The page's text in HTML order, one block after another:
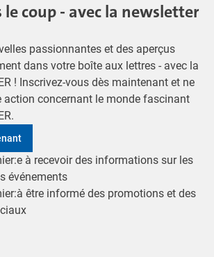
le coup - avec la newsletter
passionnantes et des aperçus
dans votre boîte aux lettres - avec la
! Inscrivez-vous dès maintenant et ne
action concernant le monde fascinant
à recevoir des informations sur les
événements
être informé des promotions et des